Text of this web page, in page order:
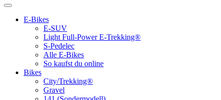
E-Bikes
E-SUV
Light Full-Power E-Trekking®
S-Pedelec
Alle E-Bikes
So kaufst du online
Bikes
City/Trekking®
Gravel